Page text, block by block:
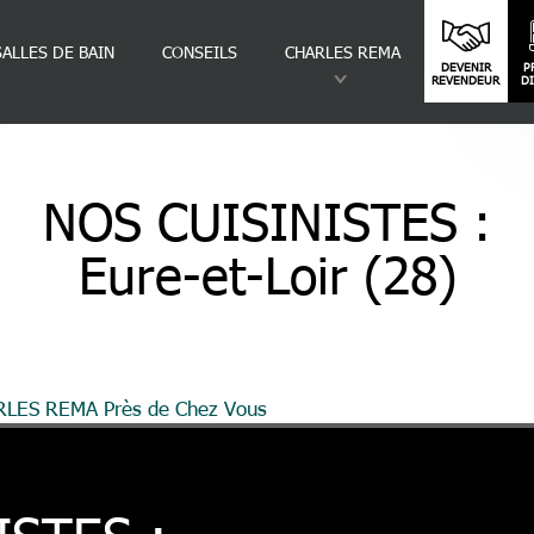
DE BAIN CONSEILS CHARLES REMA
DEVENIR
REVENDEUR
NOS CUISINISTES :
Eure-et-Loir (28)
REMA Près de Chez Vous